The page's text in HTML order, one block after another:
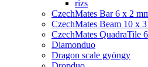
rizs
CzechMates Bar 6 x 2
CzechMates Beam 10 x
CzechMates QuadraTile
Diamonduo
Dragon scale gyöngy